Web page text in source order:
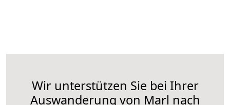
Wir unterstützen Sie bei Ihrer
Auswanderung von Marl nach